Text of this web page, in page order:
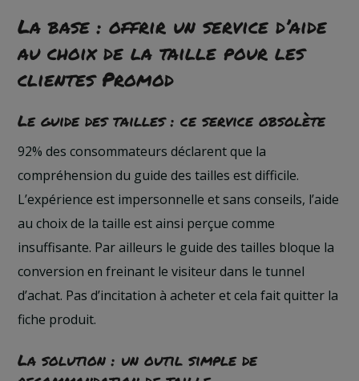
La base : offrir un service d’aide
au choix de la taille pour les
clientes Promod
Le guide des tailles : ce service obsolète
92% des consommateurs déclarent que la
compréhension du guide des tailles est difficile.
L’expérience est impersonnelle et sans conseils, l’aide
au choix de la taille est ainsi perçue comme
insuffisante. Par ailleurs le guide des tailles bloque la
conversion en freinant le visiteur dans le tunnel
d’achat. Pas d’incitation à acheter et cela fait quitter la
fiche produit.
La solution : un outil simple de